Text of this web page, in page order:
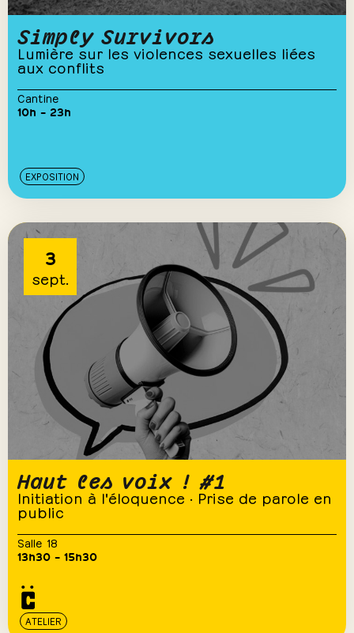
Simply Survivors
Lumière sur les violences sexuelles liées
aux conflits
Cantine
10h – 23h
EXPOSITION
3
sept.
Haut les voix ! #1
Initiation à l'éloquence · Prise de parole en
public
Salle 18
13h30 – 15h30
ATELIER